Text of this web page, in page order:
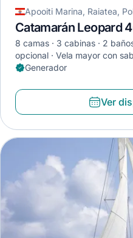
Apooiti Marina, Raiatea,
Catamarán Leopard
8 camas 3 cabinas 2
opcional
Vela mayor con
Generador
Ver